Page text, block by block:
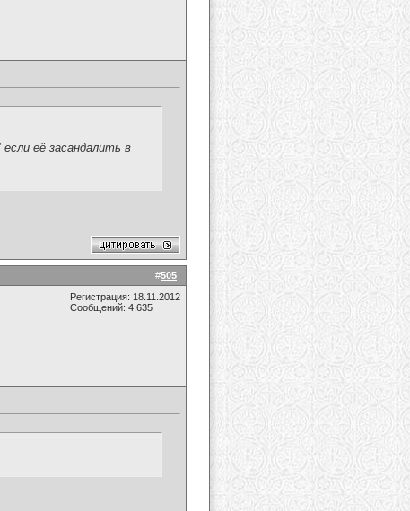
её засандалить в
#505
Регистрация: 18.11.2012
Сообщений: 4,635